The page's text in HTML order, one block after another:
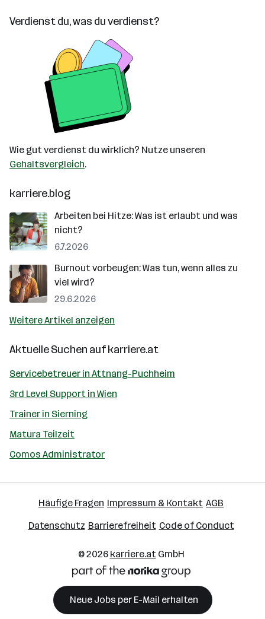
Verdienst du, was du verdienst?
Wie gut verdienst du wirklich? Nutze unseren
Gehaltsvergleich.
karriere.blog
Arbeiten bei Hitze: Was ist erlaubt und was
nicht?
6.7.2026
Burnout vorbeugen: Was tun, wenn alles zu
viel wird?
29.6.2026
Weitere Artikel anzeigen
Aktuelle Suchen aufkarriere.at
Servicebetreuer in Attnang-Puchheim
3rd Level Support in Wien
Trainer in Sierning
Matura Teilzeit
Comos Administrator
Häufige Fragen Impressum & Kontakt AGB
Datenschutz Barrierefreiheit Code of Conduct
© 2026 karriere.atGmbH
Neue Jobs per E-Mail erhalten